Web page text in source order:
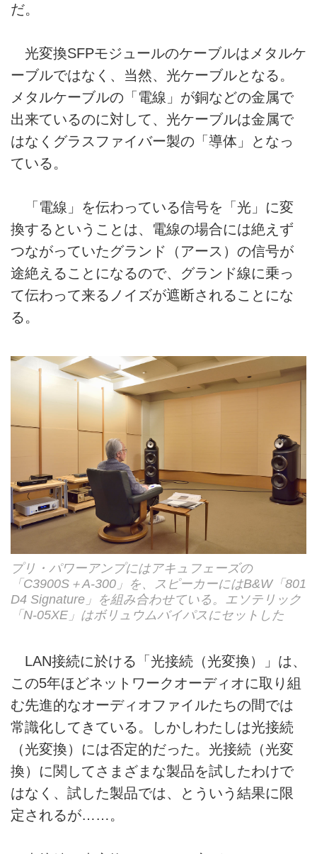
だ。
光変換SFPモジュールのケーブルはメタルケ
ーブルではなく、当然、光ケーブルとなる。
メタルケーブルの「電線」が銅などの金属で
出来ているのに対して、光ケーブルは金属で
はなくグラスファイバー製の「導体」となっ
ている。
「電線」を伝わっている信号を「光」に変
換するということは、電線の場合には絶えず
つながっていたグランド（アース）の信号が
途絶えることになるので、グランド線に乗っ
て伝わって来るノイズが遮断されることにな
る。
プリ・パワーアンプにはアキュフェーズの
「C3900S＋A-300」を、スピーカーにはB&W「801
D4 Signature」を組み合わせている。エソテリック
「N-05XE」はボリュウムバイパスにセットした
LAN接続に於ける「光接続（光変換）」は、
この5年ほどネットワークオーディオに取り組
む先進的なオーディオファイルたちの間では
常識化してきている。しかしわたしは光接続
（光変換）には否定的だった。光接続（光変
換）に関してさまざまな製品を試したわけで
はなく、試した製品では、とういう結果に限
定されるが……。